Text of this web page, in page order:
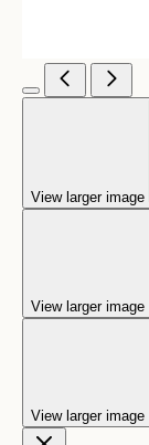
View larger image
View larger image
View larger image